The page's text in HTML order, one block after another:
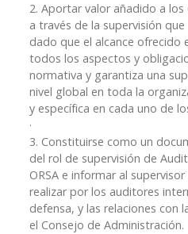
2. Aportar valor añadido a
a través de la supervisión
dado que el alcance ofrecido
todos los aspectos y
normativa y garantiza una
nivel global en toda la
y específica en cada uno de
·
3. Constituirse como un
del rol de supervisión de
ORSA e informar al
realizar por los auditores
defensa, y las relaciones con
el Consejo de Administración.